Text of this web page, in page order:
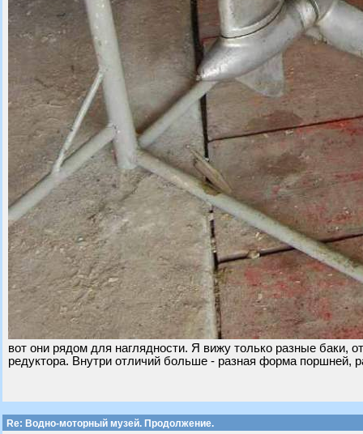
вот они рядом для наглядности. Я вижу только разные баки,
редуктора. Внутри отличий больше - разная форма поршней,
Re: Водно-моторный музей. Продолжение.